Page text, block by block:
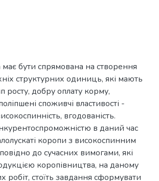
бути спрямована на створення
структурних одиниць, які мають
росту, добру оплату корму,
споживчі властивості -
вгодованість.
в даний час
коропи з високоспинним
до сучасних вимогами, які
коропівництва, на даному
робіт, стоїть завдання сформувати